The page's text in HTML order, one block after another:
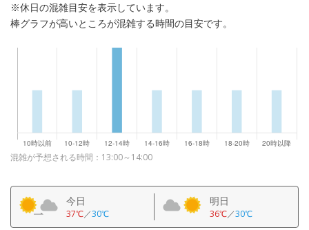
※休日の混雑目安を表示しています。
棒グラフが高いところが混雑する時間の目安です。
混雑が予想される時間：13:00～14:00
今日
37℃／30℃
明日
36℃／30℃